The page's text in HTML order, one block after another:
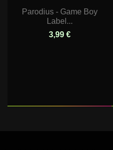
Parodius - Game Boy
Label...
3,99 €